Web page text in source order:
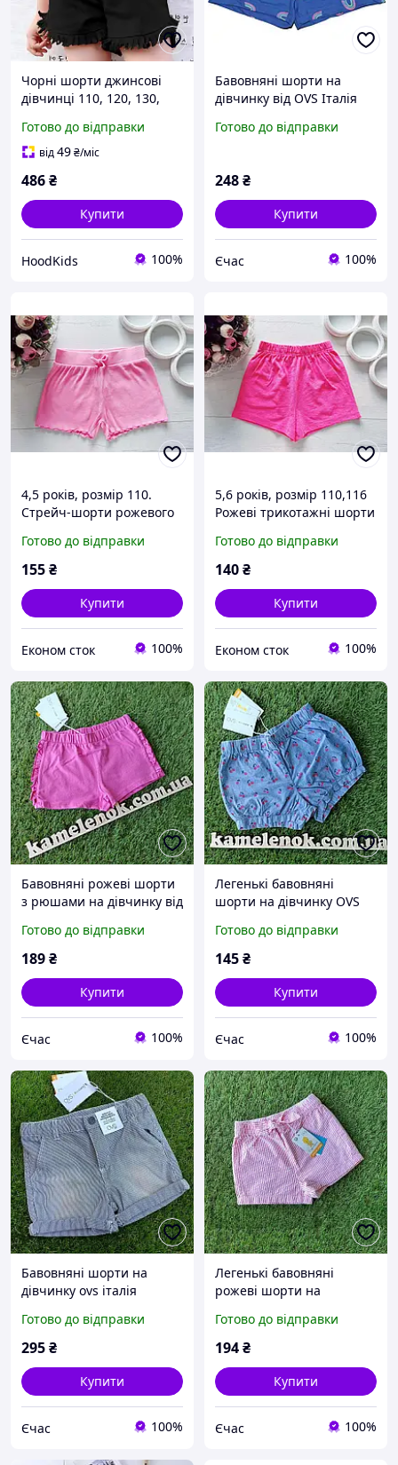
Чорні шорти джинсові
дівчинці 110, 120, 130,
Готово до відправки
від49₴/міс
486₴
Купити
HoodKids 100%
Бавовняні шорти на
дівчинку від OVS Італія
р.110
Готово до відправки
248₴
Купити
Єчас 100%
4,5 років, розмір 110.
Стрейч-шорти рожевого
ребристою фактурою.
Артикул 27833
Готово до відправки
155₴
Купити
Економ сток 100%
5,6 років, розмір 110,116
Рожеві трикотажні шорти
27875
Готово до відправки
140₴
Купити
Економ сток 100%
Бавовняні рожеві шорти
з рюшами на дівчинку від
Готово до відправки
189₴
Купити
Єчас 100%
Легенькі бавовняні
шорти на дівчинку OVS
Готово до відправки
145₴
Купити
Єчас 100%
Бавовняні шорти на
дівчинку ovs італія
Готово до відправки
295₴
Купити
Єчас 100%
Легенькі бавовняні
рожеві шорти на
Розмір 86
Готово до відправки
194₴
Купити
Єчас 100%